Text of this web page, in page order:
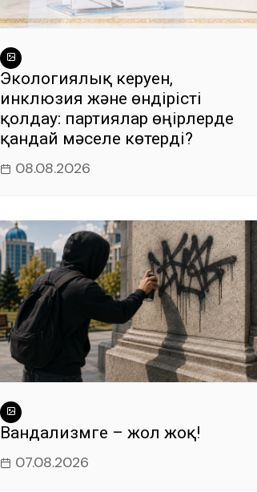
Экологиялық керуен,
инклюзия және өндірісті
қолдау: партиялар өңірлерде
қандай мәселе көтерді?
08.08.2026
Вандализмге – жол жоқ!
07.08.2026